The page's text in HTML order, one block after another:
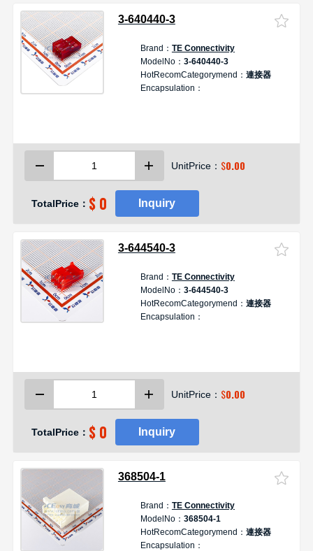
3-640440-3
Brand： TE Connectivity
ModelNo： 3-640440-3
HotRecomCategorymend： 連接器
Encapsulation：
UnitPrice： $0.00
TotalPrice： $ 0 Inquiry
3-644540-3
Brand： TE Connectivity
ModelNo： 3-644540-3
HotRecomCategorymend： 連接器
Encapsulation：
UnitPrice： $0.00
TotalPrice： $ 0 Inquiry
368504-1
Brand： TE Connectivity
ModelNo： 368504-1
HotRecomCategorymend： 連接器
Encapsulation：